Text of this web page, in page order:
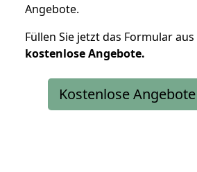
Angebote.
Füllen Sie jetzt das Formular
kostenloseAngebote.
Kostenlose